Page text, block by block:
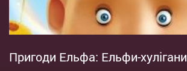
Пригоди Ельфа: Ельфи-хулігани